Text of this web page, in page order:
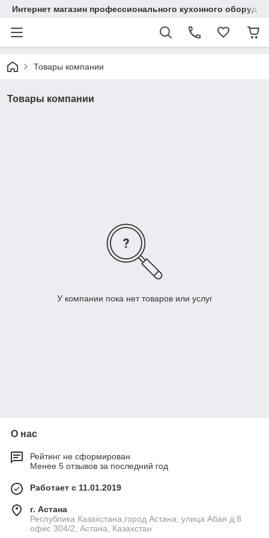
Интернет магазин профессионального кухонного
Товары компании
Товары компании
У компании пока нет товаров или услуг
О нас
Рейтинг не сформирован
Менее 5 отзывов за последний год
Работает с 11.01.2019
г. Астана
Республика Казахстана,город Астана, улица Абая д.8
офис 304/2, Астана, Казахстан